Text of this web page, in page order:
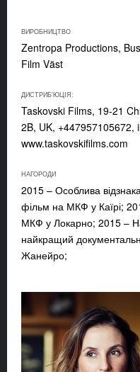
ВИРОБНИЦТВО
Zentropa Productions,
Film Väst
ДИСТРИБ'ЮЦІЯ:
Taskovski Films, 19-21
2B, UK, +447957105672,
www.taskovskifilms.com
НАГОРОДИ
2015 – Особлива
фільм на МКФ у Каїрі;
МКФ у Локарно; 2015 –
найкращий
Жанейро;